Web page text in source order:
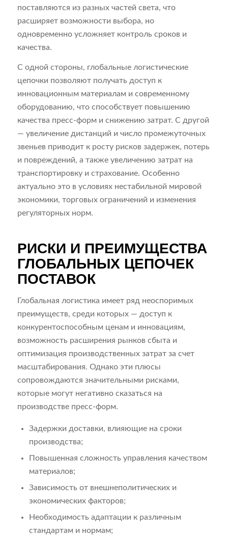
поставляются из разных частей света, что
расширяет возможности выбора, но
одновременно усложняет контроль сроков и
качества.
С одной стороны, глобальные логистические
цепочки позволяют получать доступ к
инновационным материалам и современному
оборудованию, что способствует повышению
качества пресс-форм и снижению затрат. С другой
— увеличение дистанций и число промежуточных
звеньев приводит к росту рисков задержек, потерь
и повреждений, а также увеличению затрат на
транспортировку и страхование. Особенно
актуально это в условиях нестабильной мировой
экономики, торговых ограничений и изменения
регуляторных норм.
РИСКИ И ПРЕИМУЩЕСТВА
ГЛОБАЛЬНЫХ ЦЕПОЧЕК
ПОСТАВОК
Глобальная логистика имеет ряд неоспоримых
преимуществ, среди которых — доступ к
конкурентоспособным ценам и инновациям,
возможность расширения рынков сбыта и
оптимизация производственных затрат за счет
масштабирования. Однако эти плюсы
сопровождаются значительными рисками,
которые могут негативно сказаться на
производстве пресс-форм.
Задержки доставки, влияющие на сроки
производства;
Повышенная сложность управления качеством
материалов;
Зависимость от внешнеполитических и
экономических факторов;
Необходимость адаптации к различным
стандартам и нормам;